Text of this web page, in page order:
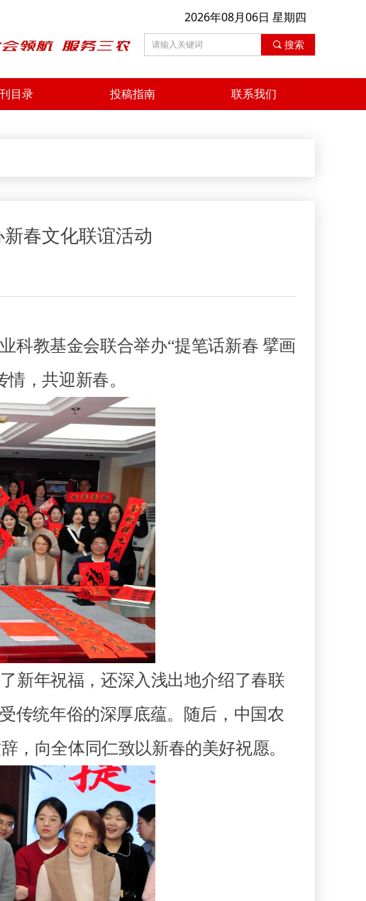
끠 搜索
目录 投稿指南 联系我们
2026年08月06日 星期四
春文化联谊活动
科教基金会联合举办“提笔话新春 擘画
，共迎新春。
新年祝福，还深入浅出地介绍了春联
传统年俗的深厚底蕴。随后，中国农
，向全体同仁致以新春的美好祝愿。